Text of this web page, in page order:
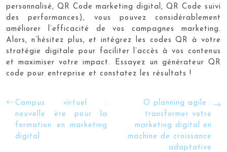
personnalisé, QR Code marketing digital, QR Code suivi
des performances), vous pouvez considérablement
améliorer l’efficacité de vos campagnes marketing.
Alors, n’hésitez plus, et intégrez les codes QR à votre
stratégie digitale pour faciliter l’accès à vos contenus
et maximiser votre impact. Essayez un générateur QR
code pour entreprise et constatez les résultats !
Campus virtuel :
nouvelle ère pour la
formation en marketing
digital
O planning agile :
transformer votre
marketing digital en
machine de croissance
adaptative